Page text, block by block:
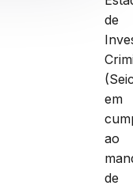
de
em
ao
de